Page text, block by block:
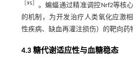
95
。蝙蝠通过精准调控Nrf2等核
的机制，为开发治疗人类氧化应激
性疾病、缺血再灌注损伤）的靶向药
4.3 糖代谢适应性与血糖稳态